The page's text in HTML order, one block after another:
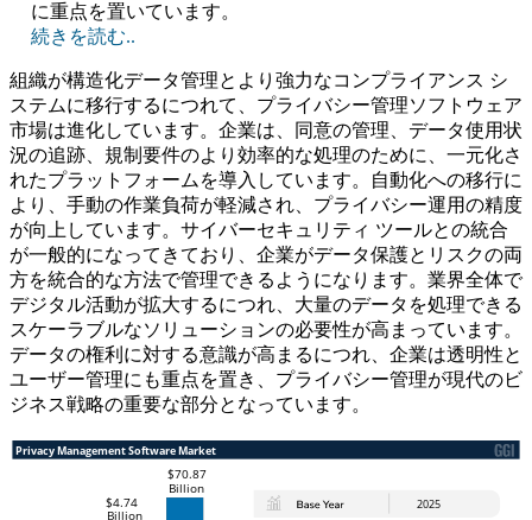
に重点を置いています。
続きを読む..
組織が構造化データ管理とより強力なコンプライアンス シ
ステムに移行するにつれて、プライバシー管理ソフトウェア
市場は進化しています。企業は、同意の管理、データ使用状
況の追跡、規制要件のより効率的な処理のために、一元化さ
れたプラットフォームを導入しています。自動化への移行に
より、手動の作業負荷が軽減され、プライバシー運用の精度
が向上しています。サイバーセキュリティ ツールとの統合
が一般的になってきており、企業がデータ保護とリスクの両
方を統合的な方法で管理できるようになります。業界全体で
デジタル活動が拡大するにつれ、大量のデータを処理できる
スケーラブルなソリューションの必要性が高まっています。
データの権利に対する意識が高まるにつれ、企業は透明性と
ユーザー管理にも重点を置き、プライバシー管理が現代のビ
ジネス戦略の重要な部分となっています。